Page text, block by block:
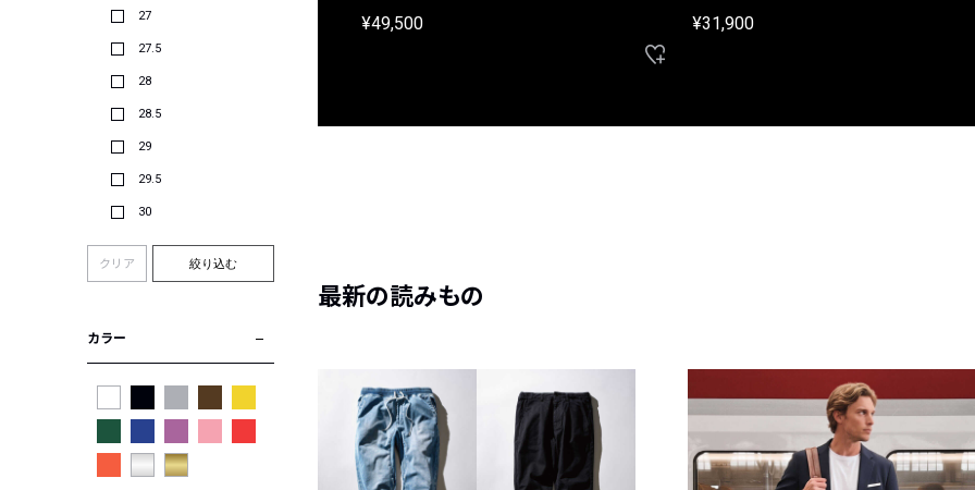
27
27.5
28
28.5
29
29.5
30
クリア 絞り込む
カラー
¥49,500 ¥31,900
最新の読みもの